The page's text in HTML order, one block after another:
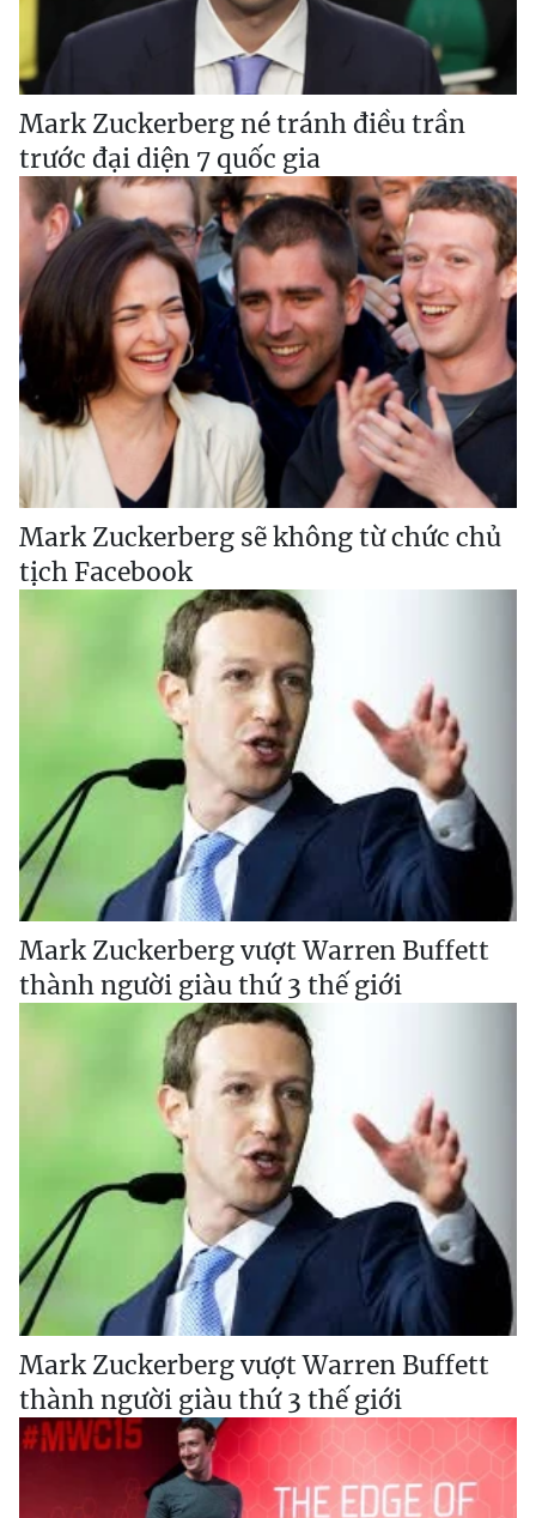
Mark Zuckerberg né tránh điều trần
trước đại diện 7 quốc gia
Mark Zuckerberg sẽ không từ chức chủ
tịch Facebook
Mark Zuckerberg vượt Warren Buffett
thành người giàu thứ 3 thế giới
Mark Zuckerberg vượt Warren Buffett
thành người giàu thứ 3 thế giới